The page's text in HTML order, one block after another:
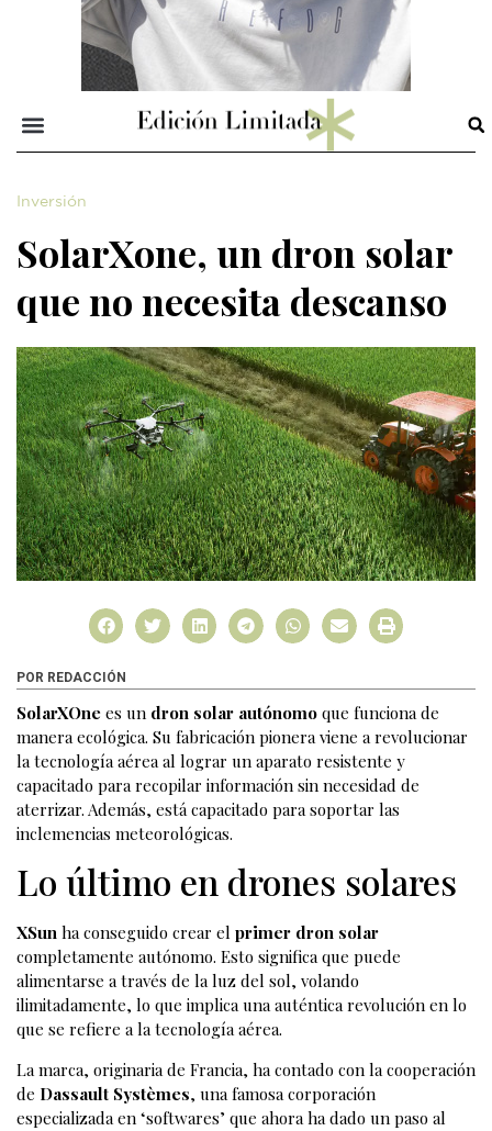
Inversión
SolarXone, un dron solar
que no necesita descanso
POR REDACCIÓN
SolarXOne es un dron solar autónomo que funciona de
manera ecológica. Su fabricación pionera viene a revolucionar
la tecnología aérea al lograr un aparato resistente y
capacitado para recopilar información sin necesidad de
aterrizar. Además, está capacitado para soportar las
inclemencias meteorológicas.
Lo último en drones solares
XSun ha conseguido crear el primer dron solar
completamente autónomo. Esto significa que puede
alimentarse a través de la luz del sol, volando
ilimitadamente, lo que implica una auténtica revolución en lo
que se refiere a la tecnología aérea.
La marca, originaria de Francia, ha contado con la cooperación
de Dassault Systèmes, una famosa corporación
especializada en ‘softwares’ que ahora ha dado un paso al